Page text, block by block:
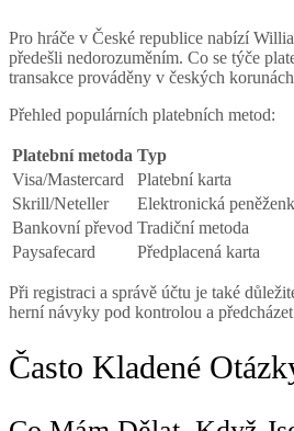
Pro hráče v České republice nabízí
předešli nedorozuměním. Co se týče
transakce prováděny v českých
Přehled populárních platebních metod:
Platební metoda Typ
Visa/Mastercard
Platební karta
Skrill/Neteller
Elektronická
Bankovní převod Tradiční metoda
Paysafecard
Předplacená karta
Při registraci a správě účtu je také
herní návyky pod kontrolou a
Často Kladené